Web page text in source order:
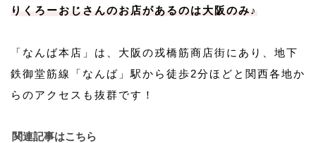
りくろーおじさんのお店があるのは大阪のみ♪
「なんば本店」は、大阪の戎橋筋商店街にあり、地下
鉄御堂筋線「なんば」駅から徒歩2分ほどと関西各地か
らのアクセスも抜群です！
関連記事はこちら